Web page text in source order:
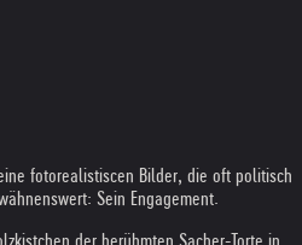
fotorealistiscen Bilder, die oft politisch
Sein Engagement.